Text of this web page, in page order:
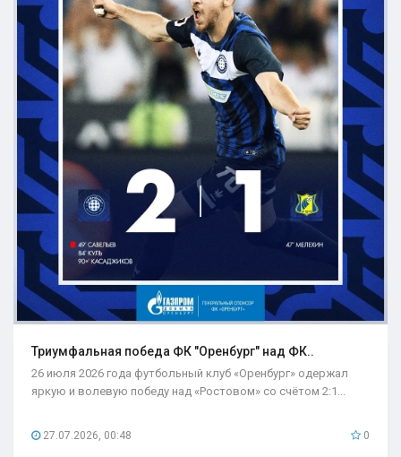
Триумфальная победа ФК "Оренбург" над ФК..
26 июля 2026 года футбольный клуб «Оренбург» одержал
яркую и волевую победу над «Ростовом» со счётом 2:1...
27.07.2026, 00:48 0